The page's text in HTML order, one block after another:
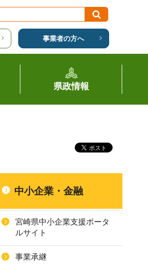
事業者の方へ
県政情報
中小企業・金融
宮崎県中小企業支援ポータ
ルサイト
事業承継